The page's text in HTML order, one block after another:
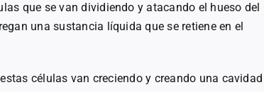
que se van dividiendo y atacando el hueso del
una sustancia líquida que se retiene en el
células van creciendo y creando una cavidad